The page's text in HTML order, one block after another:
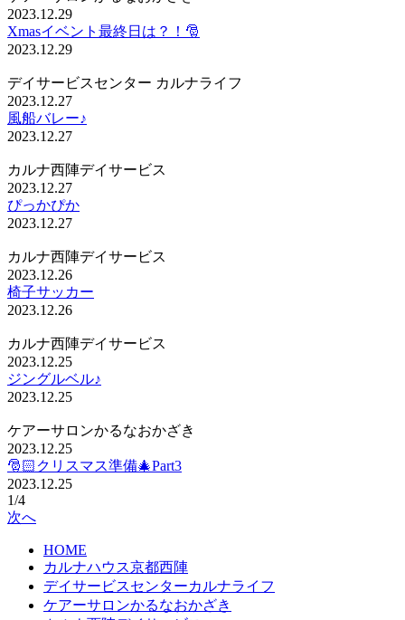
2023.12.29
Xmasイベント最終日は？！🎅
2023.12.29
デイサービスセンター カルナライフ
2023.12.27
風船バレー♪
2023.12.27
カルナ西陣デイサービス
2023.12.27
ぴっかぴか
2023.12.27
カルナ西陣デイサービス
2023.12.26
椅子サッカー
2023.12.26
カルナ西陣デイサービス
2023.12.25
ジングルベル♪
2023.12.25
ケアーサロンかるなおかざき
2023.12.25
🎅🏻クリスマス準備🎄Part3
2023.12.25
1/4
次へ
HOME
カルナハウス京都西陣
デイサービスセンターカルナライフ
ケアーサロンかるなおかざき